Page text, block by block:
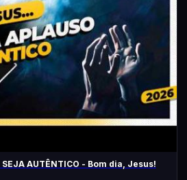
SEJA AUTÊNTICO - Bom dia, Jesus!